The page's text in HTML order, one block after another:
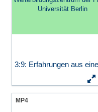
MP4